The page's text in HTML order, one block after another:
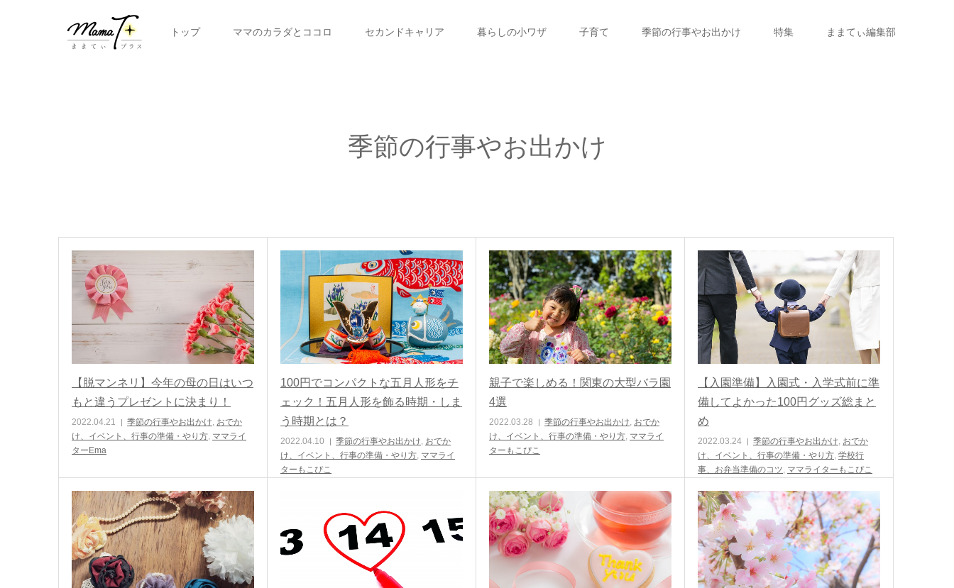
トップ ママのカラダとココロ セカンドキャリア 暮らしの小ワザ 子育て 季節の行事やお出かけ 特集 ままてぃ編集部
季節の行事やお出かけ
【脱マンネリ】今年の母の日はいつ
もと違うプレゼントに決まり！
2022.04.21 季節の行事やお出かけ, おでか
け、イベント、行事の準備・やり方, ママライ
ターEma
100円でコンパクトな五月人形をチ
ェック！五月人形を飾る時期・しま
う時期とは？
2022.04.10 季節の行事やお出かけ, おでか
け、イベント、行事の準備・やり方, ママライ
ターもこぴこ
親子で楽しめる！関東の大型バラ園
4選
2022.03.28 季節の行事やお出かけ, おでか
け、イベント、行事の準備・やり方, ママライ
ターもこぴこ
【入園準備】入園式・入学式前に準
備してよかった100円グッズ総まと
め
2022.03.24 季節の行事やお出かけ, おでか
け、イベント、行事の準備・やり方, 学校行
事、お弁当準備のコツ, ママライターもこぴこ